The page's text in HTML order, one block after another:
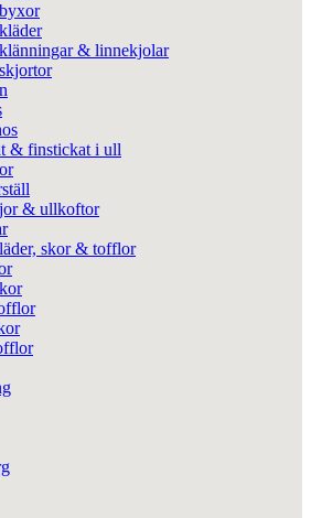
& linnekjolar
& finstickat i ull
& ullkoftor
skor & tofflor